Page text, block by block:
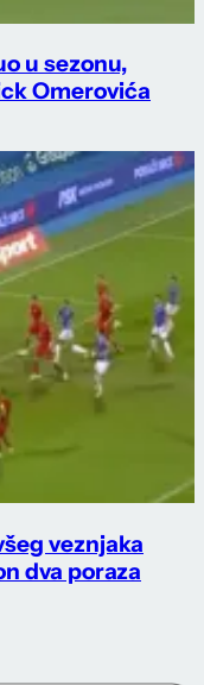
u sezonu,
Omerovića
veznjaka
dva poraza